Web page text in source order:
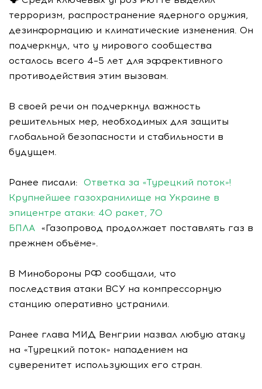
терроризм, распространение ядерного оружия,
дезинформацию и климатические изменения. Он
подчеркнул, что у мирового сообщества
осталось всего 4–5 лет для эффективного
противодействия этим вызовам.
В своей речи он подчеркнул важность
решительных мер, необходимых для защиты
глобальной безопасности и стабильности в
будущем.
Ранее писали: Ответка за «Турецкий поток»!
Крупнейшее газохранилище на Украине в
эпицентре атаки: 40 ракет, 70
БПЛА «Газопровод продолжает поставлять газ в
прежнем объёме».
В Минобороны РФ сообщали, что
последствия атаки ВСУ на компрессорную
станцию оперативно устранили.
Ранее глава МИД Венгрии назвал любую атаку
на «Турецкий поток» нападением на
суверенитет использующих его стран.